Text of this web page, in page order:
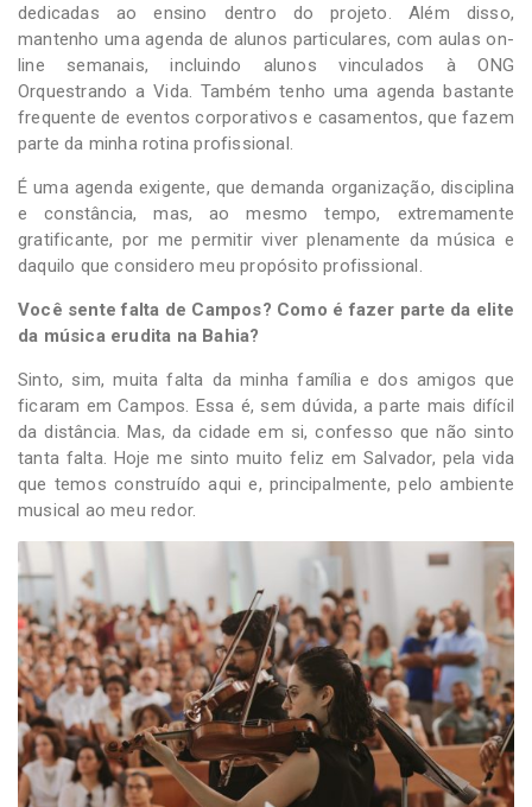
dedicadas ao ensino dentro do projeto. Além disso,
mantenho uma agenda de alunos particulares, com aulas on-
line semanais, incluindo alunos vinculados à ONG
Orquestrando a Vida. Também tenho uma agenda bastante
frequente de eventos corporativos e casamentos, que fazem
parte da minha rotina profissional.
É uma agenda exigente, que demanda organização, disciplina
e constância, mas, ao mesmo tempo, extremamente
gratificante, por me permitir viver plenamente da música e
daquilo que considero meu propósito profissional.
Você sente falta de Campos? Como é fazer parte da elite
da música erudita na Bahia?
Sinto, sim, muita falta da minha família e dos amigos que
ficaram em Campos. Essa é, sem dúvida, a parte mais difícil
da distância. Mas, da cidade em si, confesso que não sinto
tanta falta. Hoje me sinto muito feliz em Salvador, pela vida
que temos construído aqui e, principalmente, pelo ambiente
musical ao meu redor.